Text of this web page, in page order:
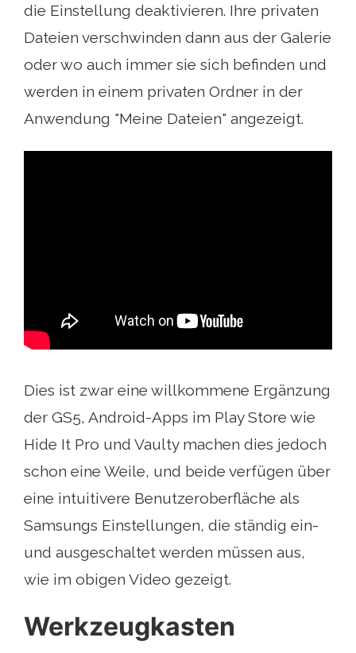
die Einstellung deaktivieren. Ihre privaten
Dateien verschwinden dann aus der Galerie
oder wo auch immer sie sich befinden und
werden in einem privaten Ordner in der
Anwendung "Meine Dateien" angezeigt.
Dies ist zwar eine willkommene Ergänzung
der GS5, Android-Apps im Play Store wie
Hide It Pro und Vaulty machen dies jedoch
schon eine Weile, und beide verfügen über
eine intuitivere Benutzeroberfläche als
Samsungs Einstellungen, die ständig ein-
und ausgeschaltet werden müssen aus,
wie im obigen Video gezeigt.
Werkzeugkasten